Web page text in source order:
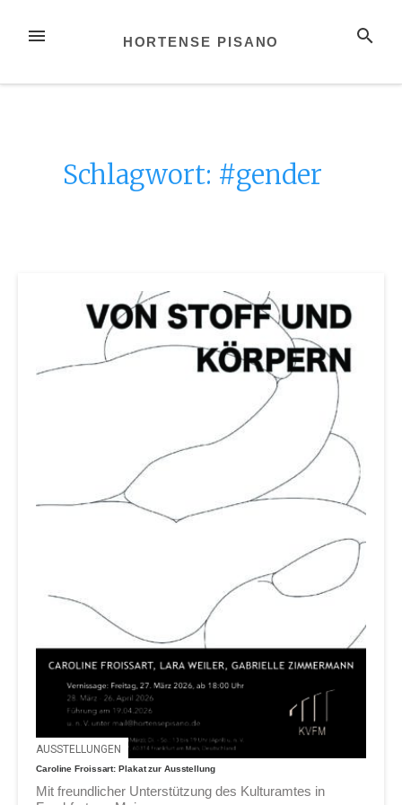
InhaltMENÜ SUCHE
HORTENSE PISANO
Schlagwort: #gender
AUSSTELLUNGEN
Caroline Froissart: Plakat zur Ausstellung
Mit freundlicher Unterstützung des Kulturamtes in